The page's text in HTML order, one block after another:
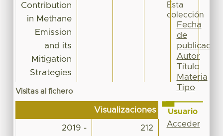
Contribution
in Methane
Emission
and its
Mitigation
Strategies
Visitas al fichero
Visualizaciones
2019 -
212
Esta
colección
Fecha
de
publicación
Autor
Título
Materia
Tipo
Usuario
Acceder